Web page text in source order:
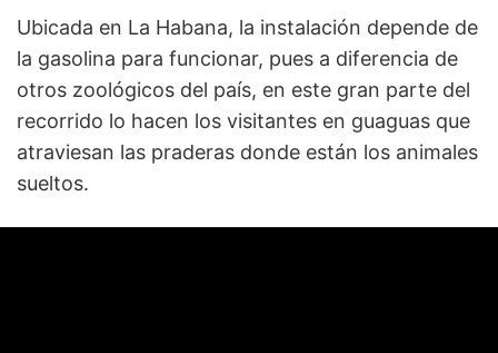
Ubicada en La Habana, la instalación depende de
la gasolina para funcionar, pues a diferencia de
otros zoológicos del país, en este gran parte del
recorrido lo hacen los visitantes en guaguas que
atraviesan las praderas donde están los animales
sueltos.